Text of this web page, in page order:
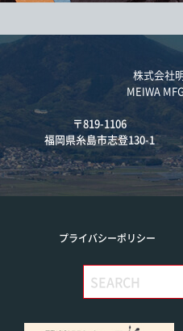
株式会社
MEIWA
〒819-1106
福岡県糸島市志登130-1
プライバシーポリシー